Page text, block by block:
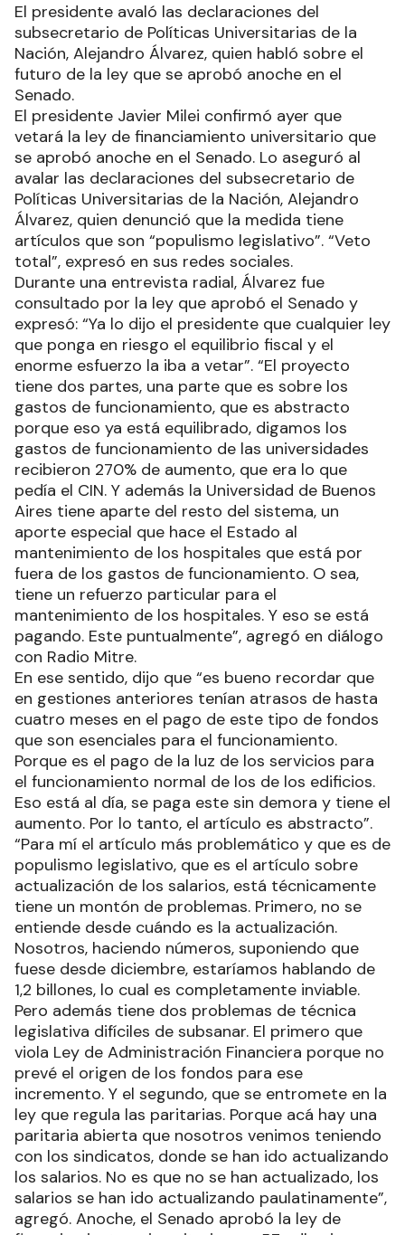
El presidente avaló las declaraciones del
subsecretario de Políticas Universitarias de la
Nación, Alejandro Álvarez, quien habló sobre el
futuro de la ley que se aprobó anoche en el
Senado.
El presidente Javier Milei confirmó ayer que
vetará la ley de financiamiento universitario que
se aprobó anoche en el Senado. Lo aseguró al
avalar las declaraciones del subsecretario de
Políticas Universitarias de la Nación, Alejandro
Álvarez, quien denunció que la medida tiene
artículos que son “populismo legislativo”. “Veto
total”, expresó en sus redes sociales.
Durante una entrevista radial, Álvarez fue
consultado por la ley que aprobó el Senado y
expresó: “Ya lo dijo el presidente que cualquier ley
que ponga en riesgo el equilibrio fiscal y el
enorme esfuerzo la iba a vetar”. “El proyecto
tiene dos partes, una parte que es sobre los
gastos de funcionamiento, que es abstracto
porque eso ya está equilibrado, digamos los
gastos de funcionamiento de las universidades
recibieron 270% de aumento, que era lo que
pedía el CIN. Y además la Universidad de Buenos
Aires tiene aparte del resto del sistema, un
aporte especial que hace el Estado al
mantenimiento de los hospitales que está por
fuera de los gastos de funcionamiento. O sea,
tiene un refuerzo particular para el
mantenimiento de los hospitales. Y eso se está
pagando. Este puntualmente”, agregó en diálogo
con Radio Mitre.
En ese sentido, dijo que “es bueno recordar que
en gestiones anteriores tenían atrasos de hasta
cuatro meses en el pago de este tipo de fondos
que son esenciales para el funcionamiento.
Porque es el pago de la luz de los servicios para
el funcionamiento normal de los de los edificios.
Eso está al día, se paga este sin demora y tiene el
aumento. Por lo tanto, el artículo es abstracto”.
“Para mí el artículo más problemático y que es de
populismo legislativo, que es el artículo sobre
actualización de los salarios, está técnicamente
tiene un montón de problemas. Primero, no se
entiende desde cuándo es la actualización.
Nosotros, haciendo números, suponiendo que
fuese desde diciembre, estaríamos hablando de
1,2 billones, lo cual es completamente inviable.
Pero además tiene dos problemas de técnica
legislativa difíciles de subsanar. El primero que
viola Ley de Administración Financiera porque no
prevé el origen de los fondos para ese
incremento. Y el segundo, que se entromete en la
ley que regula las paritarias. Porque acá hay una
paritaria abierta que nosotros venimos teniendo
con los sindicatos, donde se han ido actualizando
los salarios. No es que no se han actualizado, los
salarios se han ido actualizando paulatinamente”,
agregó. Anoche, el Senado aprobó la ley de